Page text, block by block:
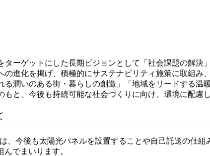
ターゲットにした長期ビジョンとして「社会課題の解決
の進化を掲げ、積極的にサステナビリティ施策に取組み
る潤いのある街・暮らしの創造」「地域をリードする温
もと、今後も持続可能な社会づくりに向け、環境に配慮
、今後も太陽光パネルを設置することや自己託送の仕
でまいります。